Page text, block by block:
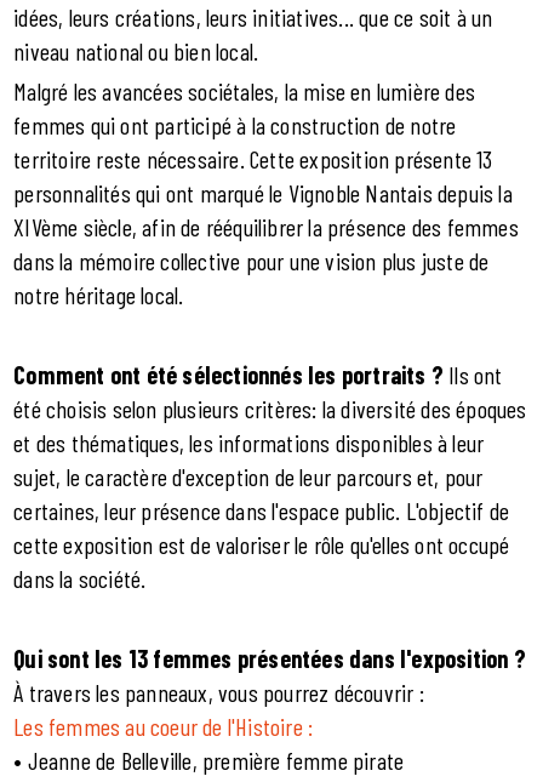
idées, leurs créations, leurs initiatives... que ce soit à un
niveau national ou bien local.
Malgré les avancées sociétales, la mise en lumière des
femmes qui ont participé à la construction de notre
territoire reste nécessaire. Cette exposition présente 13
personnalités qui ont marqué le Vignoble Nantais depuis la
XIVème siècle, afin de rééquilibrer la présence des femmes
dans la mémoire collective pour une vision plus juste de
notre héritage local.
Comment ont été sélectionnés les portraits ? Ils ont
été choisis selon plusieurs critères: la diversité des époques
et des thématiques, les informations disponibles à leur
sujet, le caractère d'exception de leur parcours et, pour
certaines, leur présence dans l'espace public. L'objectif de
cette exposition est de valoriser le rôle qu'elles ont occupé
dans la société.
Qui sont les 13 femmes présentées dans l'exposition ?
À travers les panneaux, vous pourrez découvrir :
Les femmes au coeur de l'Histoire :
• Jeanne de Belleville, première femme pirate